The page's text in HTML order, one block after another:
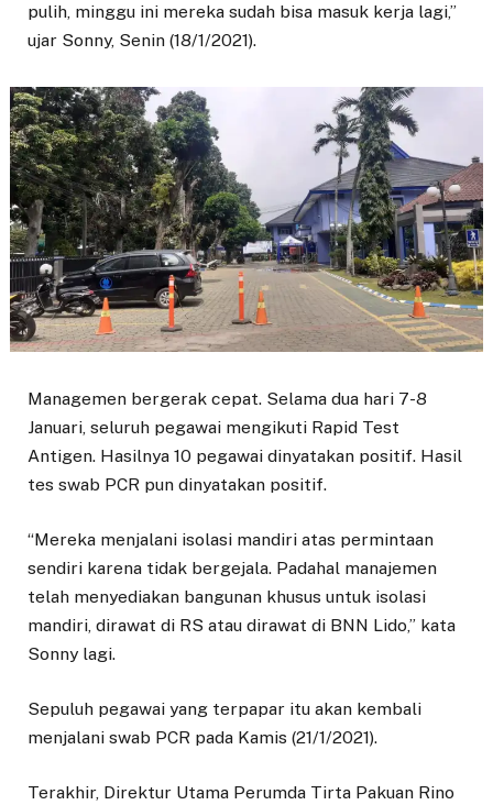
pulih, minggu ini mereka sudah bisa masuk kerja lagi,”
ujar Sonny, Senin (18/1/2021).
Managemen bergerak cepat. Selama dua hari 7-8
Januari, seluruh pegawai mengikuti Rapid Test
Antigen. Hasilnya 10 pegawai dinyatakan positif. Hasil
tes swab PCR pun dinyatakan positif.
“Mereka menjalani isolasi mandiri atas permintaan
sendiri karena tidak bergejala. Padahal manajemen
telah menyediakan bangunan khusus untuk isolasi
mandiri, dirawat di RS atau dirawat di BNN Lido,” kata
Sonny lagi.
Sepuluh pegawai yang terpapar itu akan kembali
menjalani swab PCR pada Kamis (21/1/2021).
Terakhir, Direktur Utama Perumda Tirta Pakuan Rino